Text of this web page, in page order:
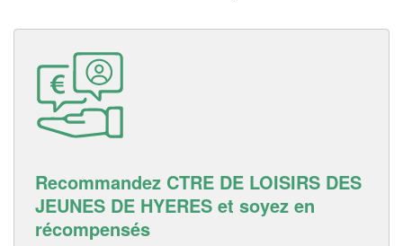
Recommandez CTRE DE LOISIRS DES
JEUNES DE HYERES et soyez en
récompensés